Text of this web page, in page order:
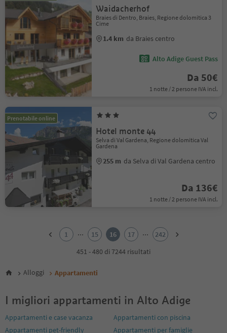
Waidacherhof
Braies di Dentro, Braies, Regione dolomitica 3
Cime
1.4 km da Braies centro
Alto Adige Guest Pass
Da 50€
1 notte / 2 persone IVA incl.
Prenotabile online
Hotel monte 44
Selva di Val Gardena, Regione dolomitica Val
Gardena
255 m da Selva di Val Gardena centro
Da 136€
1 notte / 2 persone IVA incl.
6
11
12
1 ... 15 16 17 ...
242
451 - 480 di 7244 risultati
Alloggi Appartamenti
I migliori appartamenti in Alto Adige
Appartamenti e case vacanza
Appartamenti con piscina
Appartamenti pet-friendly
Appartamenti per famiglie